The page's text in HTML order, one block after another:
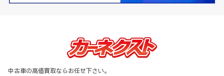
中古車の高価買取ならお任せ下さい。